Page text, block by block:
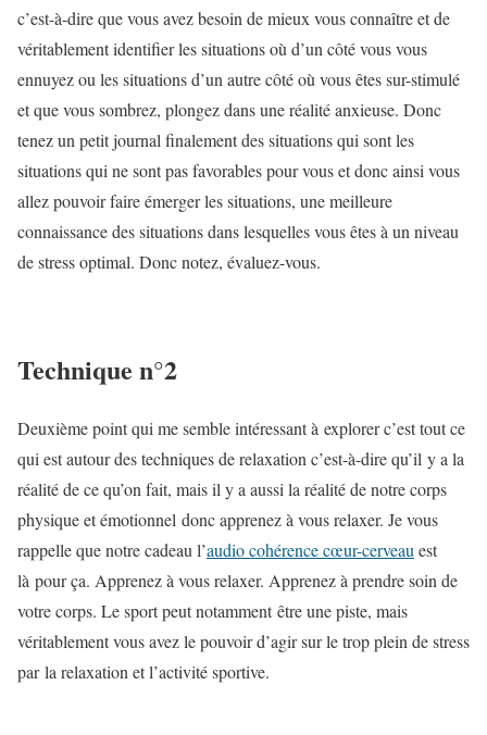
c’est-à-dire que vous avez besoin de mieux vous connaître et de
véritablement identifier les situations où d’un côté vous vous
ennuyez ou les situations d’un autre côté où vous êtes sur-stimulé
et que vous sombrez, plongez dans une réalité anxieuse. Donc
tenez un petit journal finalement des situations qui sont les
situations qui ne sont pas favorables pour vous et donc ainsi vous
allez pouvoir faire émerger les situations, une meilleure
connaissance des situations dans lesquelles vous êtes à un niveau
de stress optimal. Donc notez, évaluez-vous.
Technique n°2
Deuxième point qui me semble intéressant à explorer c’est tout ce
qui est autour des techniques de relaxation c’est-à-dire qu’il y a la
réalité de ce qu’on fait, mais il y a aussi la réalité de notre corps
physique et émotionnel donc apprenez à vous relaxer. Je vous
rappelle que notre cadeau l’audio cohérence cœur-cerveauest
là pour ça. Apprenez à vous relaxer. Apprenez à prendre soin de
votre corps. Le sport peut notamment être une piste, mais
véritablement vous avez le pouvoir d’agir sur le trop plein de stress
par la relaxation et l’activité sportive.